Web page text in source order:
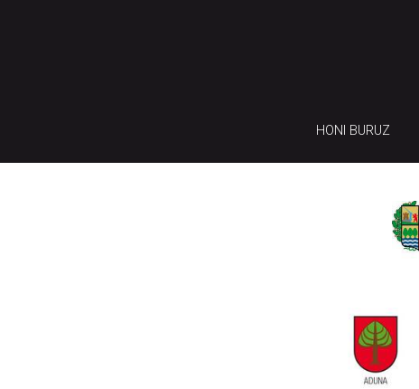
HONI BURUZ